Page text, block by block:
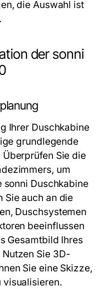
die Auswahl ist
der sonni
Ihrer Duschkabine
grundlegende
Sie die
um
sonni Duschkabine
Sie auch an die
Duschsystemen
beeinflussen
Gesamtbild Ihres
Sie 3D-
Sie eine Skizze,
visualisieren.